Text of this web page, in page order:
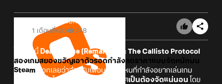
Online Station
1 เดือนที่แล้ว
348
ในตอนนี้ Dead Space (Remake) และ The Callisto Protocol
สองเกมสยองขวัญเอาตัวรอดกำลังลดราคาแบบจัดหนักบน
Steam บอกเลยว่าสำหรับเพื่อน ๆ คนไหนที่กำลังอยากเล่นเกม
ไซไฟเอาตัวรอดกลางอวกาศเป็นต้องจัดแน่นอน โดย